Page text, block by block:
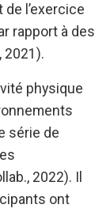
l’exercice
rapport à des
2021).
physique
série de
2022). Il
ont